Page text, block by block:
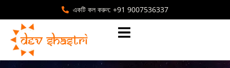
একটি কল করুন: +91 9007536337